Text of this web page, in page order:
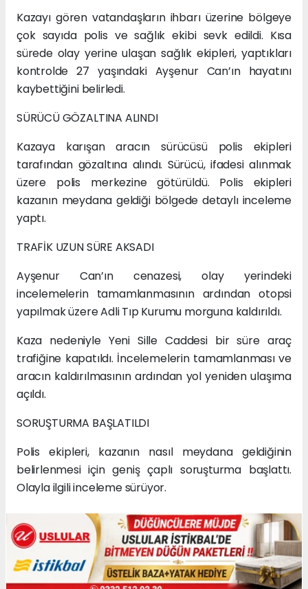
Kazayı gören vatandaşların ihbarı üzerine bölgeye
çok sayıda polis ve sağlık ekibi sevk edildi. Kısa
sürede olay yerine ulaşan sağlık ekipleri, yaptıkları
kontrolde 27 yaşındaki Ayşenur Can’ın hayatını
kaybettiğini belirledi.
SÜRÜCÜ GÖZALTINA ALINDI
Kazaya karışan aracın sürücüsü polis ekipleri
tarafından gözaltına alındı. Sürücü, ifadesi alınmak
üzere polis merkezine götürüldü. Polis ekipleri
kazanın meydana geldiği bölgede detaylı inceleme
yaptı.
TRAFİK UZUN SÜRE AKSADI
Ayşenur Can’ın cenazesi, olay yerindeki
incelemelerin tamamlanmasının ardından otopsi
yapılmak üzere Adli Tıp Kurumu morguna kaldırıldı.
Kaza nedeniyle Yeni Sille Caddesi bir süre araç
trafiğine kapatıldı. İncelemelerin tamamlanması ve
aracın kaldırılmasının ardından yol yeniden ulaşıma
açıldı.
SORUŞTURMA BAŞLATILDI
Polis ekipleri, kazanın nasıl meydana geldiğinin
belirlenmesi için geniş çaplı soruşturma başlattı.
Olayla ilgili inceleme sürüyor.